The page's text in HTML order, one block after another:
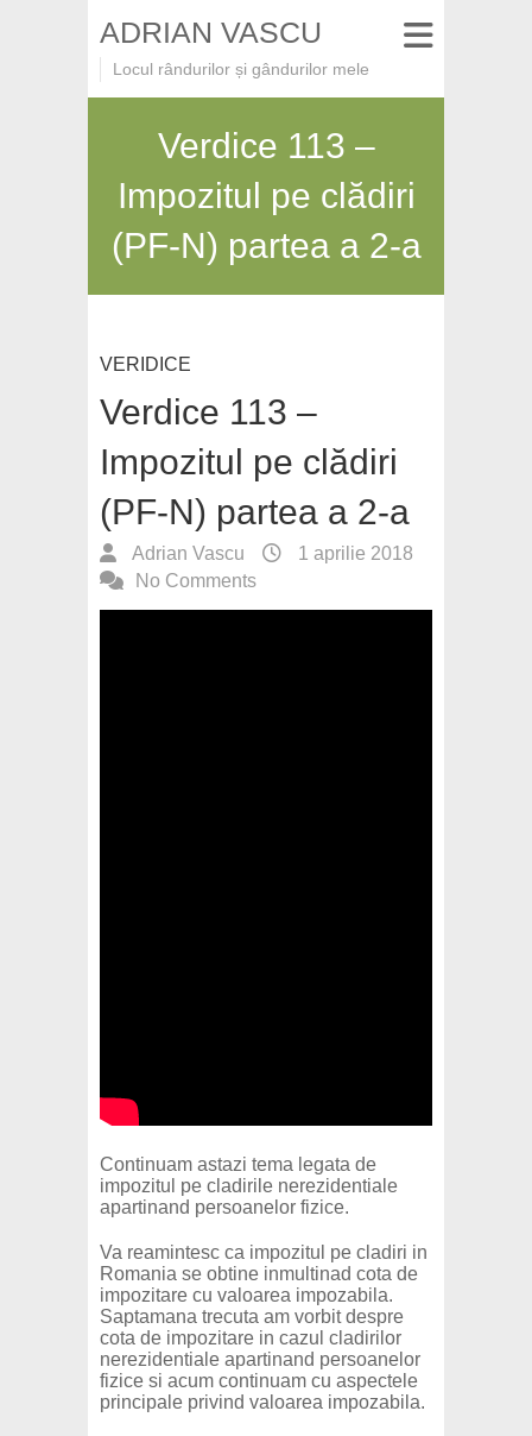
ADRIAN VASCU
Locul rândurilor și gândurilor mele
Verdice 113 –
Impozitul pe clădiri
(PF-N) partea a 2-a
VERIDICE
Verdice 113 –
Impozitul pe clădiri
(PF-N) partea a 2-a
Adrian Vascu
1 aprilie 2018
No Comments
Continuam astazi tema legata de
impozitul pe cladirile nerezidentiale
apartinand persoanelor fizice.
Va reamintesc ca impozitul pe cladiri in
Romania se obtine inmultinad cota de
impozitare cu valoarea impozabila.
Saptamana trecuta am vorbit despre
cota de impozitare in cazul cladirilor
nerezidentiale apartinand persoanelor
fizice si acum continuam cu aspectele
principale privind valoarea impozabila.